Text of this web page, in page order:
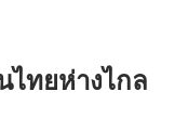
ทยห่างไกล